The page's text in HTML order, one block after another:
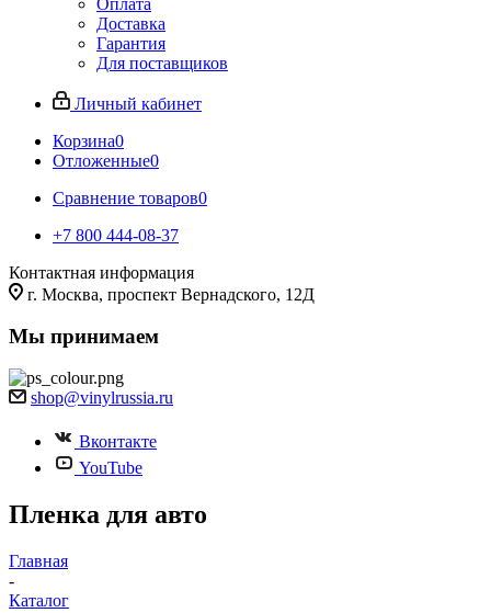
Оплата
Доставка
Гарантия
Для поставщиков
Личный кабинет
Корзина0
Отложенные0
Сравнение товаров0
+7 800 444-08-37
Контактная информация
г. Москва, проспект Вернадского, 12Д
Мы принимаем
shop@vinylrussia.ru
Вконтакте
YouTube
Пленка для авто
Главная
-
Каталог